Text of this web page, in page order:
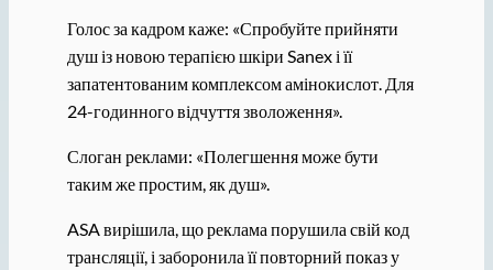
Голос за кадром каже: «Спробуйте прийняти
душ із новою терапією шкіри Sanex і її
запатентованим комплексом амінокислот. Для
24-годинного відчуття зволоження».
Слоган реклами: «Полегшення може бути
таким же простим, як душ».
ASA вирішила, що реклама порушила свій код
трансляції, і заборонила її повторний показ у